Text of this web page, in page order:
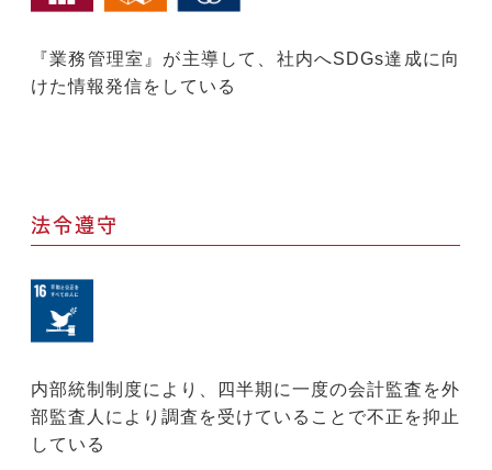
『業務管理室』が主導して、社内へSDGs達成に向
けた情報発信をしている
法令遵守
内部統制制度により、四半期に一度の会計監査を外
部監査人により調査を受けていることで不正を抑止
している